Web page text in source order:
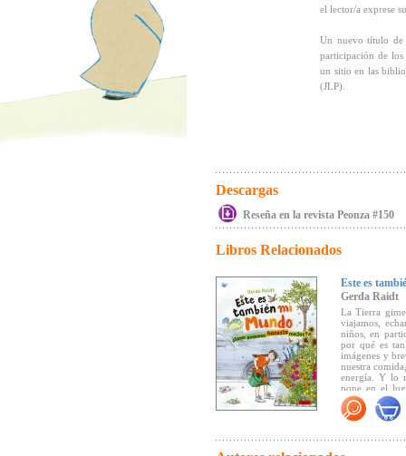
el lector/a exprese
Un nuevo título de
participación de
un sitio en las
(JLP).
Descargas
Reseña en la revista Peonza #150
Libros Relacionados
Este es
Gerda Raidt
La Tierra gime
viajamos,
niños, en
por qué es
imágenes y
nuestra
energía. Y lo
pone en el
queremos
aceites